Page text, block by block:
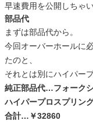
早速費用を公開しちゃ
部品代
まずは部品代から。
今回オーバーホールに
たのと、
それとは別にハイパー
純正部品代…フォーク
ハイパープロスプリン
合計…￥32860